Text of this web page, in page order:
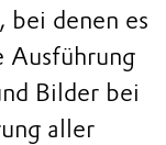
bei denen es
Ausführung
Bilder bei
aller